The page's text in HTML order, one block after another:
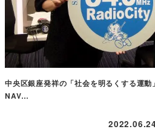
中央区銀座発祥の「社会を明るくする運
NAV…
2022.06.24